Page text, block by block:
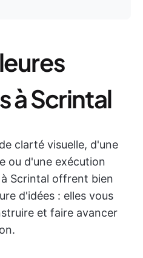
à Scrintal
clarté visuelle, d'une
ou d'une exécution
Scrintal offrent bien
d'idées : elles vous
et faire avancer